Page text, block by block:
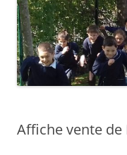
Affiche vente de